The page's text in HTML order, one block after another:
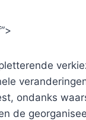
ondanks
de